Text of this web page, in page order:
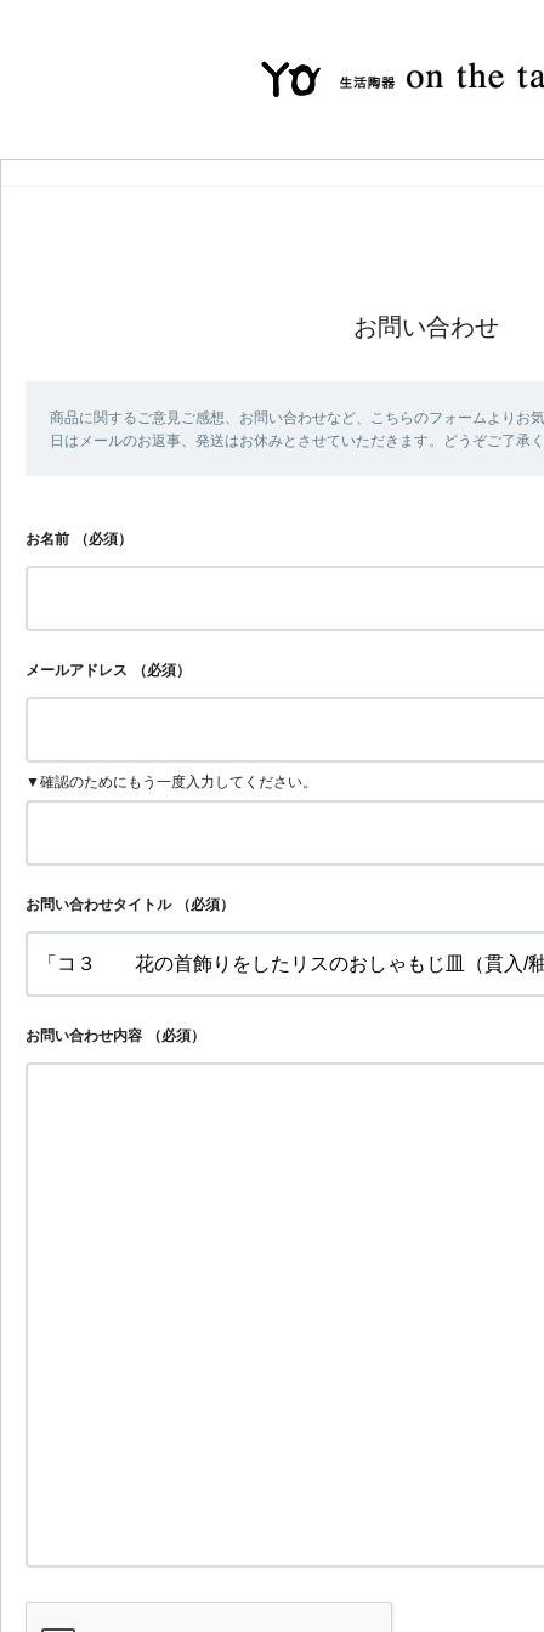
お問い合わせ
商品に関するご意見ご感想、お問い合わせなど、こちらのフォームよりお
日はメールのお返事、発送はお休みとさせていただきます。どうぞご了承
お名前 （必須）
メールアドレス （必須）
▼確認のためにもう一度入力してください。
お問い合わせタイトル （必須）
お問い合わせ内容 （必須）